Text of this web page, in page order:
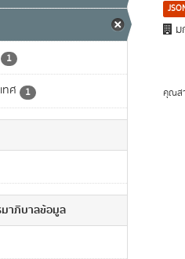
1
ทศ 1
าภิบาลข้อมูล
ม
คุณส